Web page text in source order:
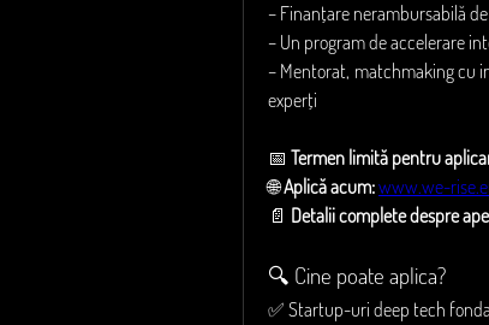
– Finanțare nerambursabilă
– Un program de accelerare
– Mentorat, matchmaking cu
experți
📅 Termen limită pentru
🌐 Aplică acum:www.we-
📄 Detalii complete despre
🔍 Cine poate aplica?
✅ Startup-uri deep tech